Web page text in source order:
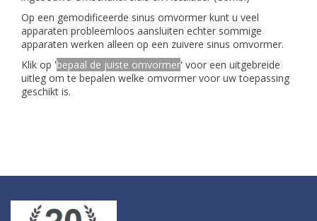
Op een gemodificeerde sinus omvormer kunt u veel
apparaten probleemloos aansluiten echter sommige
apparaten werken alleen op een zuivere sinus omvormer.
Klik op 'bepaal de juiste omvormer' voor een uitgebreide
uitleg om te bepalen welke omvormer voor uw toepassing
geschikt is.